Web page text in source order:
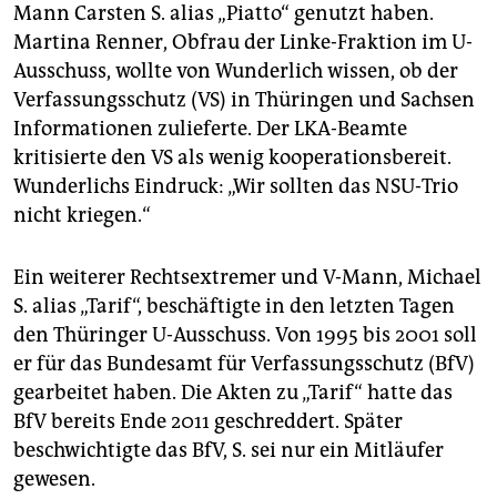
Mann Carsten S. alias „Piatto“ genutzt haben.
Martina Renner, Obfrau der Linke-Fraktion im U-
Ausschuss, wollte von Wunderlich wissen, ob der
Verfassungsschutz (VS) in Thüringen und Sachsen
Informationen zulieferte. Der LKA-Beamte
kritisierte den VS als wenig kooperationsbereit.
Wunderlichs Eindruck: „Wir sollten das NSU-Trio
nicht kriegen.“
Ein weiterer Rechtsextremer und V-Mann, Michael
S. alias „Tarif“, beschäftigte in den letzten Tagen
den Thüringer U-Ausschuss. Von 1995 bis 2001 soll
er für das Bundesamt für Verfassungsschutz (BfV)
gearbeitet haben. Die Akten zu „Tarif“ hatte das
BfV bereits Ende 2011 geschreddert. Später
beschwichtigte das BfV, S. sei nur ein Mitläufer
gewesen.